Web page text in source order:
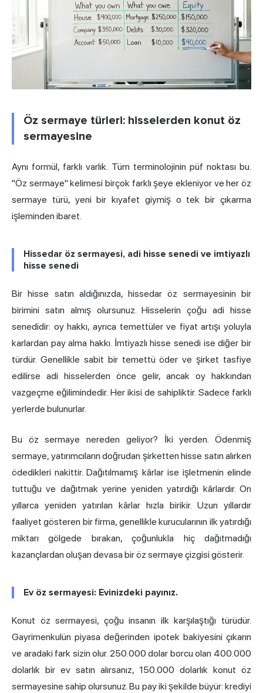
Öz sermaye türleri: hisselerden konut öz
sermayesine
Aynı formül, farklı varlık. Tüm terminolojinin püf noktası bu.
"Öz sermaye" kelimesi birçok farklı şeye ekleniyor ve her öz
sermaye türü, yeni bir kıyafet giymiş o tek bir çıkarma
işleminden ibaret.
Hissedar öz sermayesi, adi hisse senedi ve imtiyazlı
hisse senedi
Bir hisse satın aldığınızda, hissedar öz sermayesinin bir
birimini satın almış olursunuz. Hisselerin çoğu adi hisse
senedidir: oy hakkı, ayrıca temettüler ve fiyat artışı yoluyla
karlardan pay alma hakkı. İmtiyazlı hisse senedi ise diğer bir
türdür. Genellikle sabit bir temettü öder ve şirket tasfiye
edilirse adi hisselerden önce gelir, ancak oy hakkından
vazgeçme eğilimindedir. Her ikisi de sahipliktir. Sadece farklı
yerlerde bulunurlar.
Bu öz sermaye nereden geliyor? İki yerden. Ödenmiş
sermaye, yatırımcıların doğrudan şirketten hisse satın alırken
ödedikleri nakittir. Dağıtılmamış kârlar ise işletmenin elinde
tuttuğu ve dağıtmak yerine yeniden yatırdığı kârlardır. On
yıllarca yeniden yatırılan kârlar hızla birikir. Uzun yıllardır
faaliyet gösteren bir firma, genellikle kurucularının ilk yatırdığı
miktarı gölgede bırakan, çoğunlukla hiç dağıtmadığı
kazançlardan oluşan devasa bir öz sermaye çizgisi gösterir.
Ev öz sermayesi: Evinizdeki payınız.
Konut öz sermayesi, çoğu insanın ilk karşılaştığı türüdür.
Gayrimenkulün piyasa değerinden ipotek bakiyesini çıkarın
ve aradaki fark sizin olur. 250.000 dolar borcu olan 400.000
dolarlık bir ev satın alırsanız, 150.000 dolarlık konut öz
sermayesine sahip olursunuz. Bu pay iki şekilde büyür: krediyi